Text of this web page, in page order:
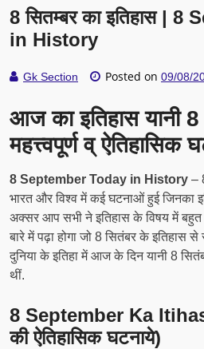
8 सितम्बर का इतिहास |
in History
Gk Section Posted on 09/08/
आज का इतिहास यानी
महत्त्वपूर्ण व् ऐतिहासिक
8 September Today in History –
भारत और विश्व में कई घटनाओं हुई जिनका
अक्सर आप सभी ने इतिहास के विषय में बहुत
बारे में पढ़ा होगा जो 8 सितंबर के इतिहास
दुनिया के इतिहा में आज के दिन यानी 8
थीं.
8 September Ka
की ऐतिहासिक घटनाये)